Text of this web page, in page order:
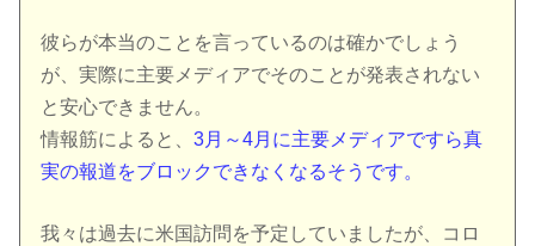
彼らが本当のことを言っているのは確かでしょう
が、実際に主要メディアでそのことが発表されない
と安心できません。
情報筋によると、3月～4月に主要メディアですら真
実の報道をブロックできなくなるそうです。
我々は過去に米国訪問を予定していましたが、コロ